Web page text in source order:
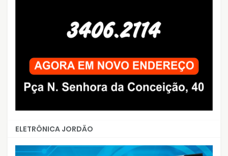
ELETRÔNICA JORDÃO